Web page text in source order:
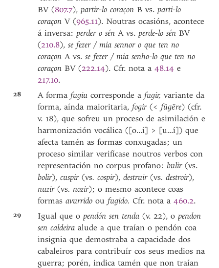
BV (807.7),partir-lo coraçon B vs.parti-lo
coraçon V (965.11). Noutras ocasións, acontece
á inversa:perder o sén A vs.perde-lo sén BV
(210.8),se fezer / mia sennor o que ten no
coraçon A vs.se fezer / mia senho-lo que ten no
coraçon BV (222.14). Cfr. nota a48.14 e
217.10.
28 A formafugiucorresponde afugir, variante da
forma, aínda maioritaria,fogir(<fŭgĕre) (cfr.
v. 18), que sofreu un proceso de asimilación e
harmonización vocálica ([o...í] > [u...í]) que
afecta tamén as formas conxugadas; un
proceso similar verifícase noutros verbos con
representación no corpus profano:bulir(vs.
bolir),cuspir(vs. cospir),destruir(vs. destroir),
nuzir(vs. nozir); o mesmo acontece coas
formasavurridooufugido. Cfr. nota a460.2.
29 Igual que opendón sen tenda (v. 22), opendon
sen caldeira alude a que traían o pendón coa
insignia que demostraba a capacidade dos
cabaleiros para contribuír cos seus medios na
guerra; porén, indica tamén que non traían